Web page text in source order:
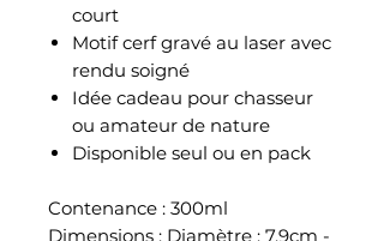
court
Motif cerf gravé au laser avec
rendu soigné
Idée cadeau pour chasseur
ou amateur de nature
Disponible seul ou en pack
Contenance : 300ml
Dimensions : Diamètre : 7.9cm -